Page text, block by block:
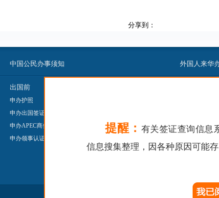
分享到：
中国公民办事须知 外国人来华
出国前
申办护照
申办出国签证
申办APEC商务旅行卡
申办领事认证
申办公证
申办婚姻登记
提醒： 有关签证查询信息
信息搜集整理，因各种原因可能